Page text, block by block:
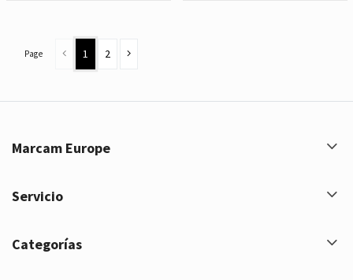
Page 1 2
Marcam Europe
Servicio
Categorías